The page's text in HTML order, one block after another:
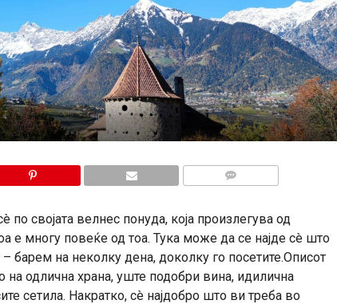
по својата велнес понуда, која произлегува од
е многу повеќе од тоа. Тука може да се најде сè што
барем на неколку дена, доколку го посетите.Описот
одлична храна, уште подобри вина, идилична
сетила. Накратко, сè најдобро што ви треба во